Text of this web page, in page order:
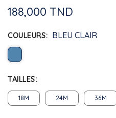
188,000 TND
COULEURS BLEU CLAIR
TAILLES
18M 24M 36M